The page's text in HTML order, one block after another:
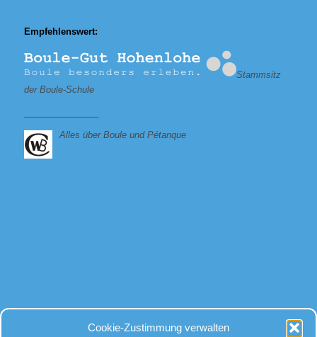
Cookie-Zustimmung verwalten
Empfehlenswert:
Stammsitz
der Boule-Schule
Alles über Boule und Pétanque
Bei allen Fragen
rund um Kugeln und Zubehör, gibt es für uns nur eine Antwort: